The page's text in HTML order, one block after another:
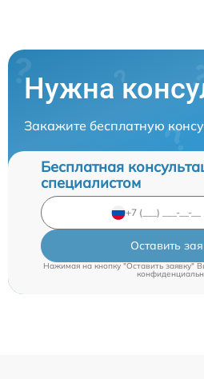
Нужна
Закажите бесплатную
Бесплатная
специалистом
Оставить
Нажимая на кнопку "Оставить заявку"